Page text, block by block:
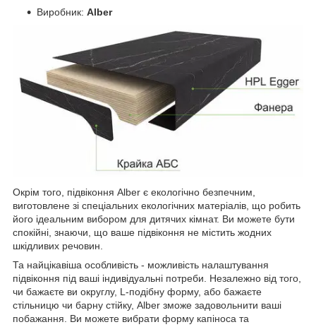
Виробник: Alber
Окрім того, підвіконня Alber є екологічно безпечним,
виготовлене зі спеціальних екологічних матеріалів, що робить
його ідеальним вибором для дитячих кімнат. Ви можете бути
спокійні, знаючи, що ваше підвіконня не містить жодних
шкідливих речовин.
Та найцікавіша особливість - можливість налаштування
підвіконня під ваші індивідуальні потреби. Незалежно від того,
чи бажаєте ви округлу, L-подібну форму, або бажаєте
стільницю чи барну стійку, Alber зможе задовольнити ваші
побажання. Ви можете вибрати форму капіноса та